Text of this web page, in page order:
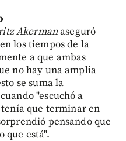
Akermanaseguró
los tiempos de la
a que ambas
no hay una amplia
se suma la
"escuchó a
que terminar en
pensando que
que está".